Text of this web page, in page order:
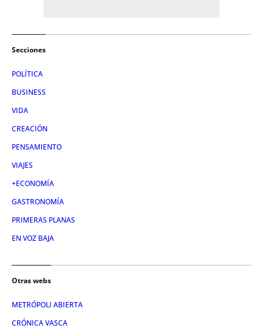
Secciones
POLÍTICA
BUSINESS
VIDA
CREACIÓN
PENSAMIENTO
VIAJES
+ECONOMÍA
GASTRONOMÍA
PRIMERAS PLANAS
EN VOZ BAJA
Otras webs
METRÓPOLI ABIERTA
CRÓNICA VASCA